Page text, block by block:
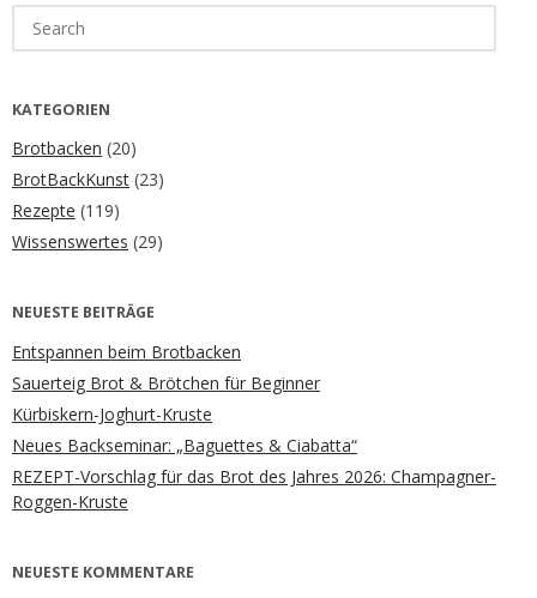
for:
KATEGORIEN
Brotbacken (20)
BrotBackKunst (23)
Rezepte (119)
Wissenswertes (29)
NEUESTE BEITRÄGE
Entspannen beim Brotbacken
Sauerteig Brot & Brötchen für Beginner
Kürbiskern-Joghurt-Kruste
Neues Backseminar: „Baguettes & Ciabatta“
REZEPT-Vorschlag für das Brot des Jahres 2026: Champagner-
Roggen-Kruste
NEUESTE KOMMENTARE